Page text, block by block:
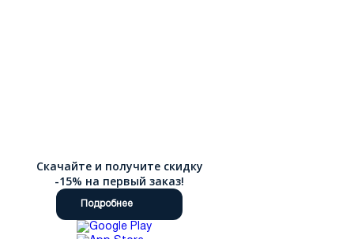
Скачайте и получите скидку
-15% на первый заказ!
Подробнее